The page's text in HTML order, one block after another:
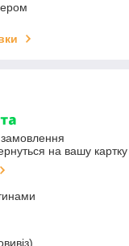
на вашу картку